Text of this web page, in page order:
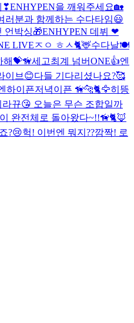
❣ENHYPEN을 깨워주세요🏡
러분과 함께하는 수다타임😃
언박싱🎁ENHYPEN 데뷔 ❤
LIVEㅈㅇ ㅎㅅ🐈🦌수다날🍽
해💝🦮세고최계 넘버ONE👍엔
이브😊다들 기다리셨나요?🥰
하이픈저녁이픈 🦮🐆🐈🦅히뜽
라뀨😘 오늘은 무슨 조합일까
완전체로 돌아왔다~!!🦮🐈🦊
?😢헉! 이번엔 뭐지??깜짝! 로